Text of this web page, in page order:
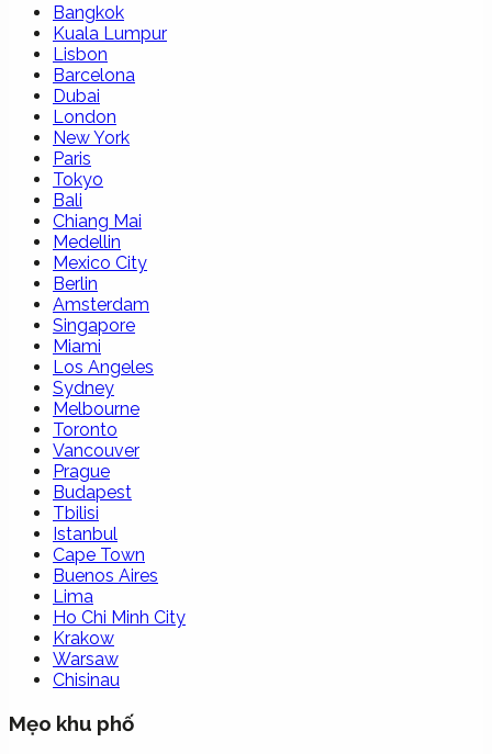
Bangkok
Kuala Lumpur
Lisbon
Barcelona
Dubai
London
New York
Paris
Tokyo
Bali
Chiang Mai
Medellin
Mexico City
Berlin
Amsterdam
Singapore
Miami
Los Angeles
Sydney
Melbourne
Toronto
Vancouver
Prague
Budapest
Tbilisi
Istanbul
Cape Town
Buenos Aires
Lima
Ho Chi Minh City
Krakow
Warsaw
Chisinau
Mẹo khu phố